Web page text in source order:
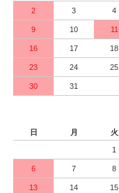
2 3 4
9 10 11
16 17 18
23 24 25
30 31
日
月 火
1
6 7 8
13 14 15